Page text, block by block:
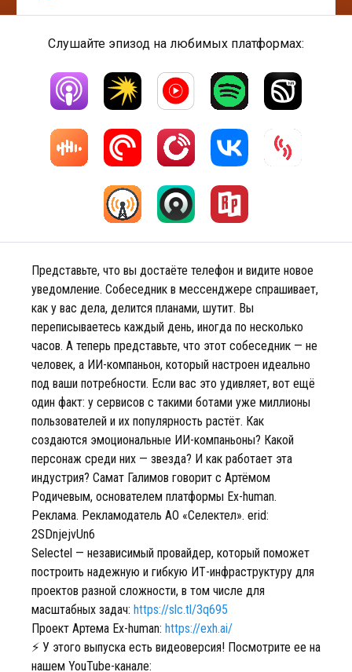
Слушайте эпизод на любимых платформах:
Представьте, что вы достаёте телефон и видите новое
уведомление. Собеседник в мессенджере спрашивает,
как у вас дела, делится планами, шутит. Вы
переписываетесь каждый день, иногда по несколько
часов. А теперь представьте, что этот собеседник — не
человек, а ИИ-компаньон, который настроен идеально
под ваши потребности. Если вас это удивляет, вот ещё
один факт: у сервисов с такими ботами уже миллионы
пользователей и их популярность растёт. Как
создаются эмоциональные ИИ-компаньоны? Какой
персонаж среди них — звезда? И как работает эта
индустрия? Самат Галимов говорит с Артёмом
Родичевым, основателем платформы Ex-human.
Реклама. Рекламодатель АО «Селектел». erid:
2SDnjejvUn6
Selectel — независимый провайдер, который поможет
построить надежную и гибкую ИТ-инфраструктуру для
проектов разной сложности, в том числе для
масштабных задач: https://slc.tl/3q695
Проект Артема Ex-human: https://exh.ai/
⚡️ У этого выпуска есть видеоверсия! Посмотрите ее на
нашем YouTube-канале: